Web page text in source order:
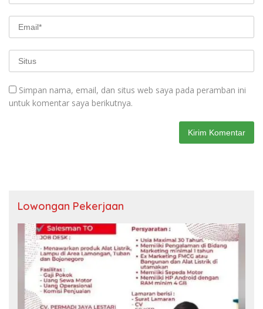
Simpan nama, email, dan situs web saya pada peramban ini
untuk komentar saya berikutnya.
Lowongan Pekerjaan